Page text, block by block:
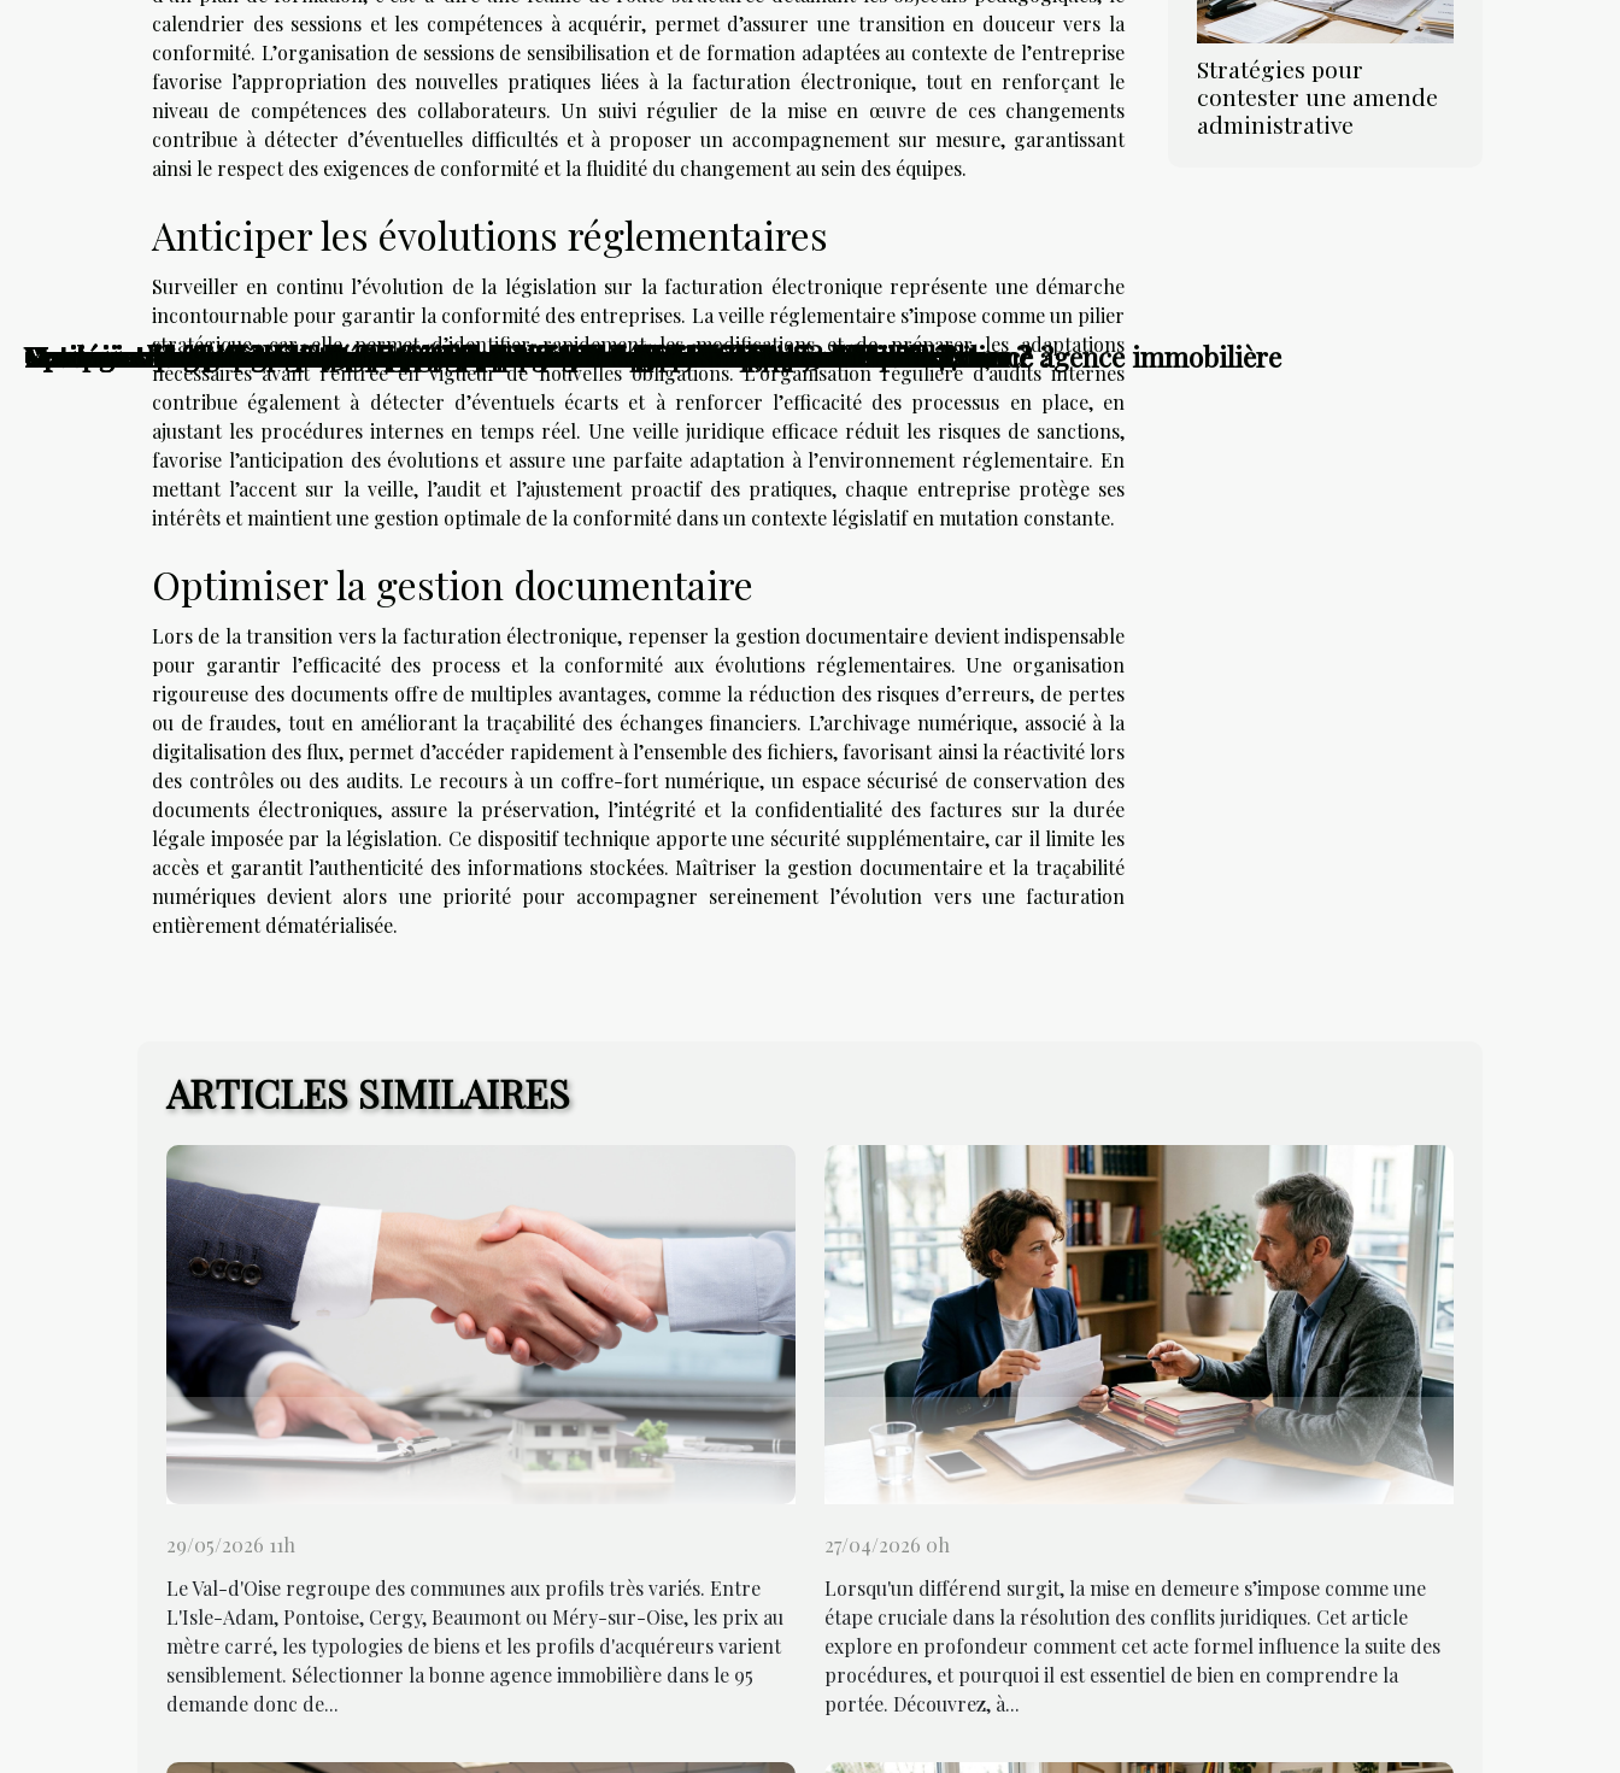
calendrier des sessions et les compétences à acquérir, permet d’assurer une transition en douceur vers la
conformité. L’organisation de sessions de sensibilisation et de formation adaptées au contexte de l’entreprise
favorise l’appropriation des nouvelles pratiques liées à la facturation électronique, tout en renforçant le
niveau de compétences des collaborateurs. Un suivi régulier de la mise en œuvre de ces changements
contribue à détecter d’éventuelles difficultés et à proposer un accompagnement sur mesure, garantissant
ainsi le respect des exigences de conformité et la fluidité du changement au sein des équipes.
Anticiper les évolutions réglementaires
Surveiller en continu l’évolution de la législation sur la facturation électronique représente une démarche
incontournable pour garantir la conformité des entreprises. La veille réglementaire s’impose comme un pilier
stratégique, car elle permet d’identifier rapidement les modifications et de préparer les adaptations
nécessaires avant l’entrée en vigueur de nouvelles obligations. L’organisation régulière d’audits internes
contribue également à détecter d’éventuels écarts et à renforcer l’efficacité des processus en place, en
ajustant les procédures internes en temps réel. Une veille juridique efficace réduit les risques de sanctions,
favorise l’anticipation des évolutions et assure une parfaite adaptation à l’environnement réglementaire. En
mettant l’accent sur la veille, l’audit et l’ajustement proactif des pratiques, chaque entreprise protège ses
intérêts et maintient une gestion optimale de la conformité dans un contexte législatif en mutation constante.
Optimiser la gestion documentaire
Lors de la transition vers la facturation électronique, repenser la gestion documentaire devient indispensable
pour garantir l’efficacité des process et la conformité aux évolutions réglementaires. Une organisation
rigoureuse des documents offre de multiples avantages, comme la réduction des risques d’erreurs, de pertes
ou de fraudes, tout en améliorant la traçabilité des échanges financiers. L’archivage numérique, associé à la
digitalisation des flux, permet d’accéder rapidement à l’ensemble des fichiers, favorisant ainsi la réactivité lors
des contrôles ou des audits. Le recours à un coffre-fort numérique, un espace sécurisé de conservation des
documents électroniques, assure la préservation, l’intégrité et la confidentialité des factures sur la durée
légale imposée par la législation. Ce dispositif technique apporte une sécurité supplémentaire, car il limite les
accès et garantit l’authenticité des informations stockées. Maîtriser la gestion documentaire et la traçabilité
numériques devient alors une priorité pour accompagner sereinement l’évolution vers une facturation
entièrement dématérialisée.
Stratégies pour
contester une amende
administrative
ARTICLES SIMILAIRES
Vendre son bien dans le 95 : les critères qui font la différence pour choisir la bonne agence immobilière
29/05/2026 11h
Le Val-d'Oise regroupe des communes aux profils très variés. Entre
L'Isle-Adam, Pontoise, Cergy, Beaumont ou Méry-sur-Oise, les prix au
mètre carré, les typologies de biens et les profils d'acquéreurs varient
sensiblement. Sélectionner la bonne agence immobilière dans le 95
demande donc de...
Comment une mise en demeure influence-t-elle les procédures juridiques ?
27/04/2026 0h
Lorsqu'un différend surgit, la mise en demeure s’impose comme une
étape cruciale dans la résolution des conflits juridiques. Cet article
explore en profondeur comment cet acte formel influence la suite des
procédures, et pourquoi il est essentiel de bien en comprendre la
portée. Découvrez, à...
Comment les changements récents impactent la législation des contrats à distance ?
Stratégies innovantes pour maintenir l'engagement des employés à distance
Comment les changements climatiques influencent-ils le droit immobilier ?
Stratégies pour contester une amende administrative
Comment une pépinière d'entreprises stimule-t-elle l'innovation et la croissance ?
Comprendre les rôles et les responsabilités d'un huissier de justice dans le 77
Optimiser la gestion du temps pour les entrepreneurs : techniques et outils
Comment les couleurs influencent l'ambiance de votre intérieur ?
Maximiser l'espace dans les petits appartements : astuces et transformations
Comment naviguer dans l'évolution des lois de la cybersécurité?
Optimiser la gestion de copropriété à travers le cadre juridique actuel
Optimiser la gestion du temps en entreprise pour accroître la productivité
Comment les innovations technologiques révolutionnent-elles l'immobilier ?
Maximiser l'efficacité énergétique chez soi : conseils pratiques
Optimisation de l'espace : stratégies pour petits appartements
Comment les évolutions technologiques transforment-elles l'immobilier ?
Stratégies pour maximiser l’espace dans les studios urbains
Comment les tendances démographiques influencent-elles le marché immobilier ?
Comment la technologie influence-t-elle le marché immobilier moderne ?
Comment reconnaître la présence d'amiante dans votre habitation ?
Comment identifier les quartiers à risque dans votre ville en 2025
Comment choisir une maison avec caractère et confort moderne
Maximiser l'espace dans un appartement de trois pièces